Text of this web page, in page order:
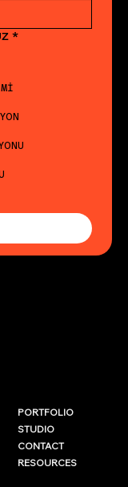
PORTFOLIO
STUDIO
CONTACT
RESOURCES
*